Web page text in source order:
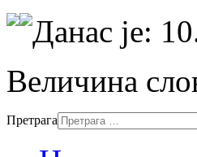
Данас је:
Величина
Претрага